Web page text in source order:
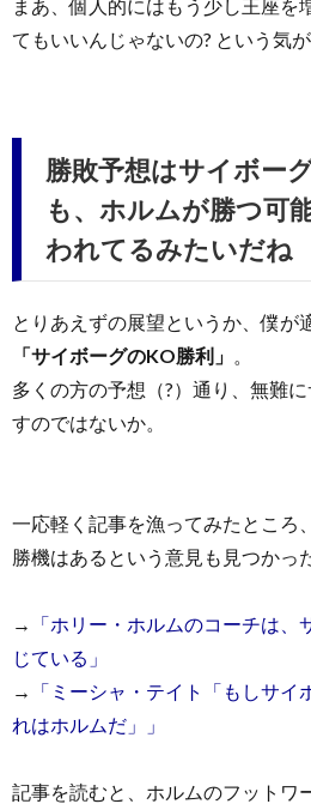
まあ、個人的にはもう少し王座を
てもいいんじゃないの? という気
勝敗予想はサイボー
も、ホルムが勝つ可
われてるみたいだね
とりあえずの展望というか、僕が
「サイボーグのKO勝利」
多くの方の予想（?）通り、無難
すのではないか。
一応軽く記事を漁ってみたところ
勝機はあるという意見も見つかっ
→
「ホリー・ホルムのコーチは
じている」
→
「ミーシャ・テイト「もしサ
れはホルムだ」」
記事を読むと、ホルムのフットワ